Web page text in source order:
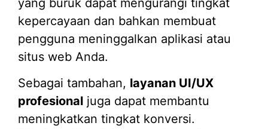
yang buruk dapat mengurangi tingkat
kepercayaan dan bahkan membuat
pengguna meninggalkan aplikasi atau
situs web Anda.
Sebagai tambahan, layanan UI/UX
profesional juga dapat membantu
meningkatkan tingkat konversi.